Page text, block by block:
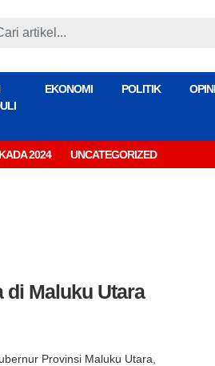
EKONOMI POLITIK OPINI
2024 UNCATEGORIZED
di Maluku Utara
Provinsi Maluku Utara,